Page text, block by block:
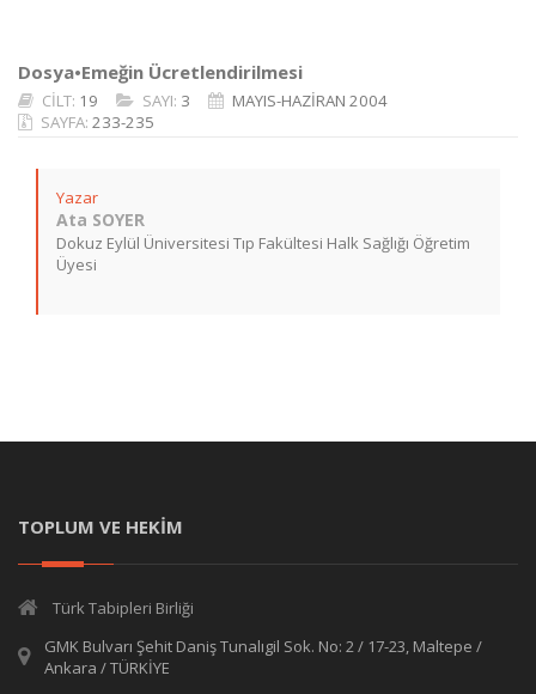
Dosya•Emeğin Ücretlendirilmesi
CİLT: 19 SAYI: 3
MAYIS-HAZİRAN 2004
SAYFA: 233-235
Yazar
Ata SOYER
Dokuz Eylül Üniversitesi Tıp Fakültesi Halk Sağlığı Öğretim
Üyesi
TOPLUM VE HEKİM
Türk Tabipleri Birliği
GMK Bulvarı Şehit Daniş Tunalıgil Sok. No: 2 / 17-23, Maltepe /
Ankara / TÜRKİYE